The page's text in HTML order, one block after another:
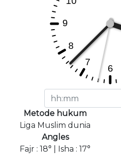
Metode hukum
Liga Muslim dunia
Angles
Fajr : 18° | Isha : 17°